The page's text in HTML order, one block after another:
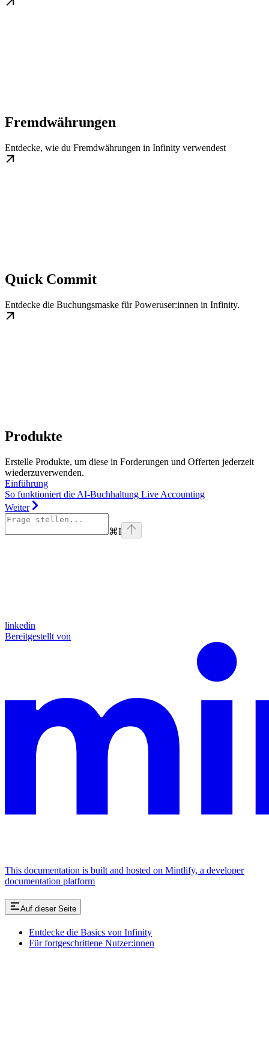
Fremdwährungen
Entdecke, wie du Fremdwährungen in Infinity verwendest
Quick Commit
Entdecke die Buchungsmaske für Poweruser:innen in Infinity.
Produkte
Erstelle Produkte, um diese in Forderungen und Offerten jederzeit
wiederzuverwenden.
Einführung
So funktioniert die AI-Buchhaltung Live Accounting
Weiter
⌘I
linkedin
Bereitgestellt von
This documentation is built and hosted on Mintlify, a developer
documentation platform
Auf dieser Seite
Entdecke die Basics von Infinity
Für fortgeschrittene Nutzer:innen